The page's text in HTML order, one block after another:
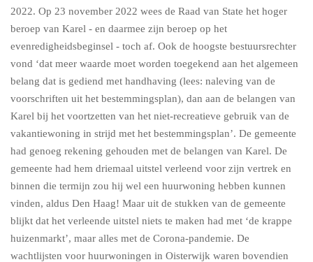
2022. Op 23 november 2022 wees de Raad van State het hoger
beroep van Karel - en daarmee zijn beroep op het
evenredigheidsbeginsel - toch af. Ook de hoogste bestuursrechter
vond ‘dat meer waarde moet worden toegekend aan het algemeen
belang dat is gediend met handhaving (lees: naleving van de
voorschriften uit het bestemmingsplan), dan aan de belangen van
Karel bij het voortzetten van het niet-recreatieve gebruik van de
vakantiewoning in strijd met het bestemmingsplan’. De gemeente
had genoeg rekening gehouden met de belangen van Karel. De
gemeente had hem driemaal uitstel verleend voor zijn vertrek en
binnen die termijn zou hij wel een huurwoning hebben kunnen
vinden, aldus Den Haag! Maar uit de stukken van de gemeente
blijkt dat het verleende uitstel niets te maken had met ‘de krappe
huizenmarkt’, maar alles met de Corona-pandemie. De
wachtlijsten voor huurwoningen in Oisterwijk waren bovendien